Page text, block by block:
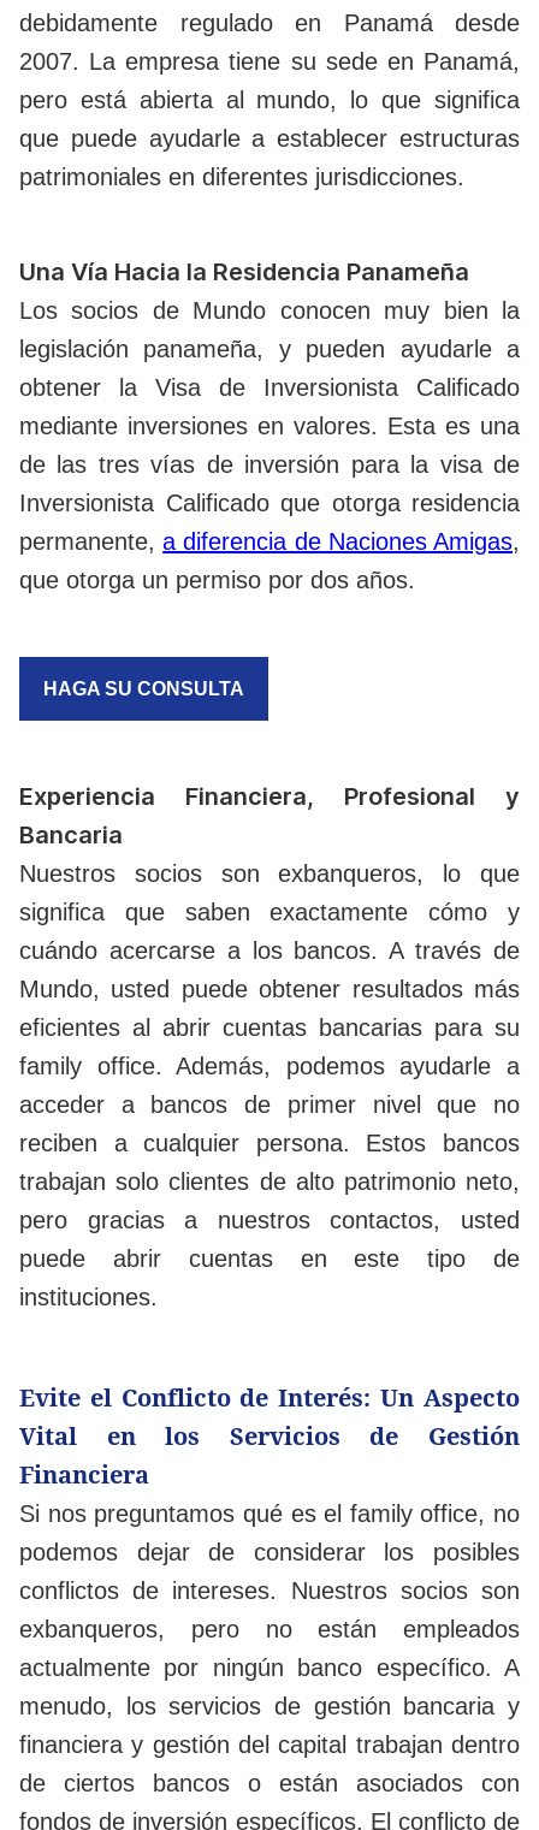
debidamente regulado en Panamá desde
2007. La empresa tiene su sede en Panamá,
pero está abierta al mundo, lo que significa
que puede ayudarle a establecer estructuras
patrimoniales en diferentes jurisdicciones.
Una Vía Hacia la Residencia Panameña
Los socios de Mundo conocen muy bien la
legislación panameña, y pueden ayudarle a
obtener la Visa de Inversionista Calificado
mediante inversiones en valores. Esta es una
de las tres vías de inversión para la visa de
Inversionista Calificado que otorga residencia
permanente,a diferencia de Naciones Amigas,
que otorga un permiso por dos años.
HAGA SU CONSULTA
Experiencia Financiera, Profesional y
Bancaria
Nuestros socios son exbanqueros, lo que
significa que saben exactamente cómo y
cuándo acercarse a los bancos. A través de
Mundo, usted puede obtener resultados más
eficientes al abrir cuentas bancarias para su
family office. Además, podemos ayudarle a
acceder a bancos de primer nivel que no
reciben a cualquier persona. Estos bancos
trabajan solo clientes de alto patrimonio neto,
pero gracias a nuestros contactos, usted
puede abrir cuentas en este tipo de
instituciones.
Evite el Conflicto de Interés: Un Aspecto
Vital en los Servicios de Gestión
Financiera
Si nos preguntamos qué es el family office, no
podemos dejar de considerar los posibles
conflictos de intereses. Nuestros socios son
exbanqueros, pero no están empleados
actualmente por ningún banco específico. A
menudo, los servicios de gestión bancaria y
financiera y gestión del capital trabajan dentro
de ciertos bancos o están asociados con
fondos de inversión específicos. El conflicto de